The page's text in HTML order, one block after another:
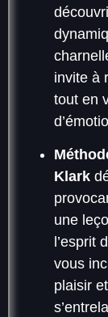
invite à
tout en
Klark
une
l’esprit
vous
plaisir